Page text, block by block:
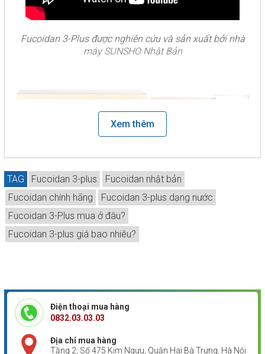
Fucoidan 3-Plus được nghiên cứu và sản xuất bởi nhà
máy SUNSHO Nhật Bản
Fucoidan 3 Plus Dạng Nước nhập khẩu chính hãng, Mỗi
1. Thành phần có trong NatureMedic Fucoidan 3 Plus
Dạng Nước
Sản phẩm
NatureMedic Fucoidan 3 Plus dạng nước
được bào chế từ 3 loại tảo nâu (tảo Mozuku, tảo Mekabu
Xem thêm
TAG Fucoidan 3-plus
Fucoidan nhật bản
Fucoidan chính hãng
Fucoidan 3-plus dạng nước
Fucoidan 3-Plus mua ở đâu?
Fucoidan 3-plus giá bao nhiêu?
Điện thoại mua hàng
0832.03.03.03
Địa chỉ mua hàng
Tầng 2, Số 475 Kim Ngưu, Quận Hai Bà Trưng, Hà Nội